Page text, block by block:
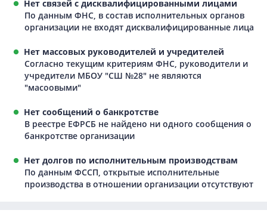
Нет связей с дисквалифицированными лицами
По данным ФНС, в состав исполнительных органов
организации не входят дисквалифицированные лица
Нет массовых руководителей и учредителей
Согласно текущим критериям ФНС, руководители и
учредители МБОУ "СШ №28" не являются
"масоовыми"
Нет сообщений о банкротстве
В реестре ЕФРСБ не найдено ни одного сообщения о
банкротстве организации
Нет долгов по исполнительным производствам
По данным ФССП, открытые исполнительные
производства в отношении организации отсутствуют